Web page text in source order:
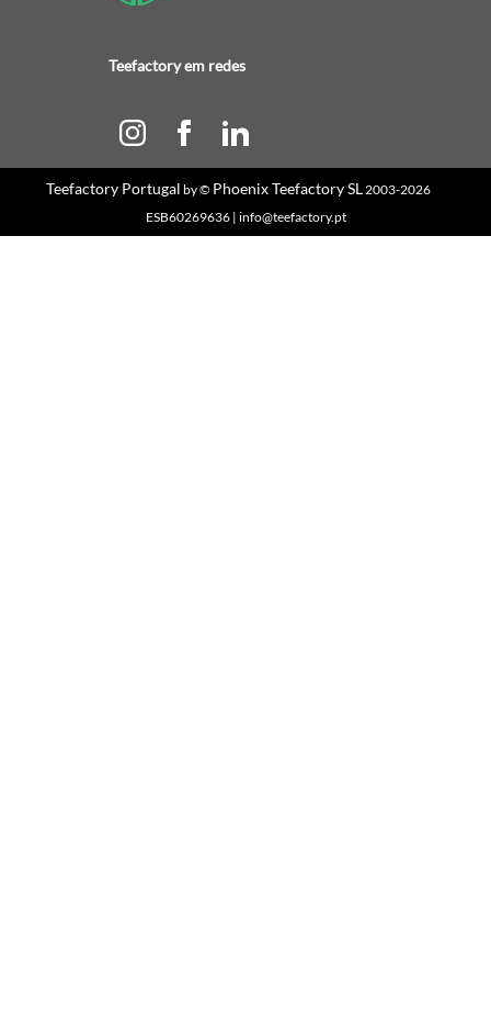
Teefactory em redes
Teefactory Portugal by © Phoenix Teefactory SL2003-2026
ESB60269636 | info@teefactory.pt